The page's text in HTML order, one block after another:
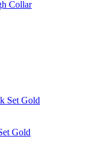
Collar
Gold